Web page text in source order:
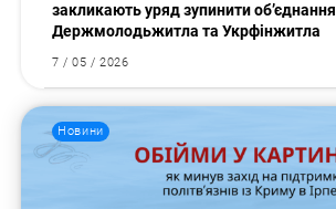
закликають уряд зупинити об’єднання
Держмолодьжитла та Укрфінжитла
7 / 05 / 2026
Новини